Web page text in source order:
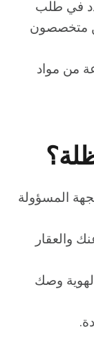
في طلب
متخصصون
من مواد
المسؤولة
والعقار
وصك